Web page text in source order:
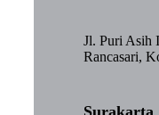
Jl. Puri Asih
Rancasari,
Surakarta